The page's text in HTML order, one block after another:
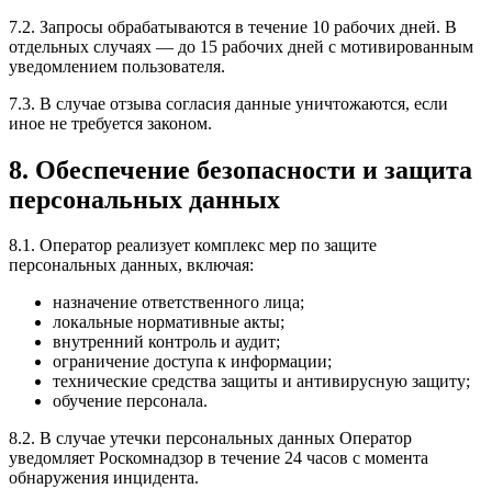
7.2. Запросы обрабатываются в течение 10 рабочих дней. В
отдельных случаях — до 15 рабочих дней с мотивированным
уведомлением пользователя.
7.3. В случае отзыва согласия данные уничтожаются, если
иное не требуется законом.
8. Обеспечение безопасности и защита
персональных данных
8.1. Оператор реализует комплекс мер по защите
персональных данных, включая:
назначение ответственного лица;
локальные нормативные акты;
внутренний контроль и аудит;
ограничение доступа к информации;
технические средства защиты и антивирусную защиту;
обучение персонала.
8.2. В случае утечки персональных данных Оператор
уведомляет Роскомнадзор в течение 24 часов с момента
обнаружения инцидента.